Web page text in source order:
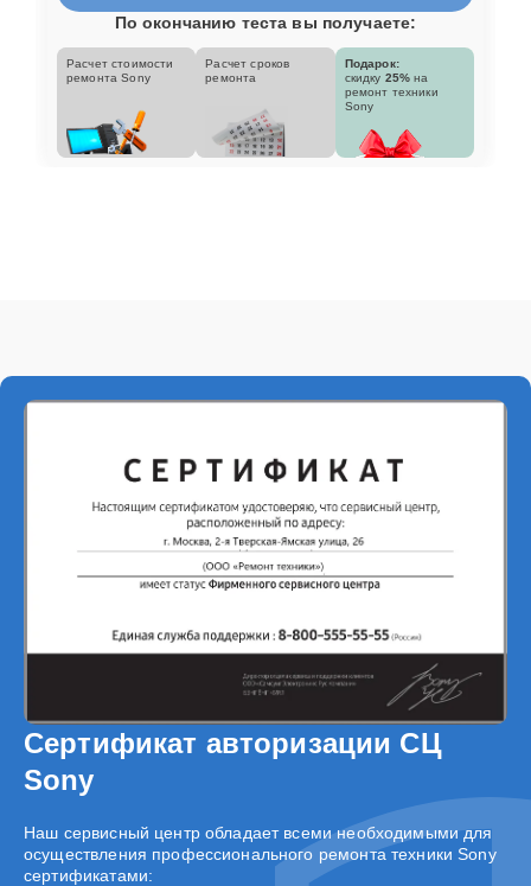
По окончанию теста вы получаете:
Расчет стоимости
ремонта Sony
Расчет сроков
ремонта
Подарок:
скидку 25% на
ремонт техники
Sony
Сертификат авторизации СЦ
Sony
Наш сервисный центр обладает всеми необходимыми для
осуществления профессионального ремонта техники Sony
сертификатами: